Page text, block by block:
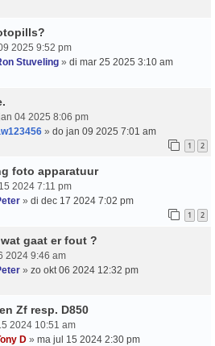
2025 9:52 pm
Stuveling » di mar 25 2025 3:10 am
04 2025 8:06 pm
» do jan 09 2025 7:01 am
1 2
foto apparatuur
2024 7:11 pm
» di dec 17 2024 7:02 pm
1 2
gaat er fout ?
2024 9:46 am
» zo okt 06 2024 12:32 pm
Zf resp. D850
2024 10:51 am
D » ma jul 15 2024 2:30 pm